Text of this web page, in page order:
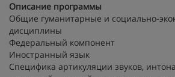
Описание программы
Общие гуманитарные и социально-
дисциплины
Федеральный компонент
Иностранный язык
Специфика артикуляции звуков,